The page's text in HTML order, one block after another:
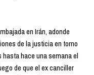
en Irán, adonde
de la justicia en torno
hasta hace una semana el
de que el ex canciller